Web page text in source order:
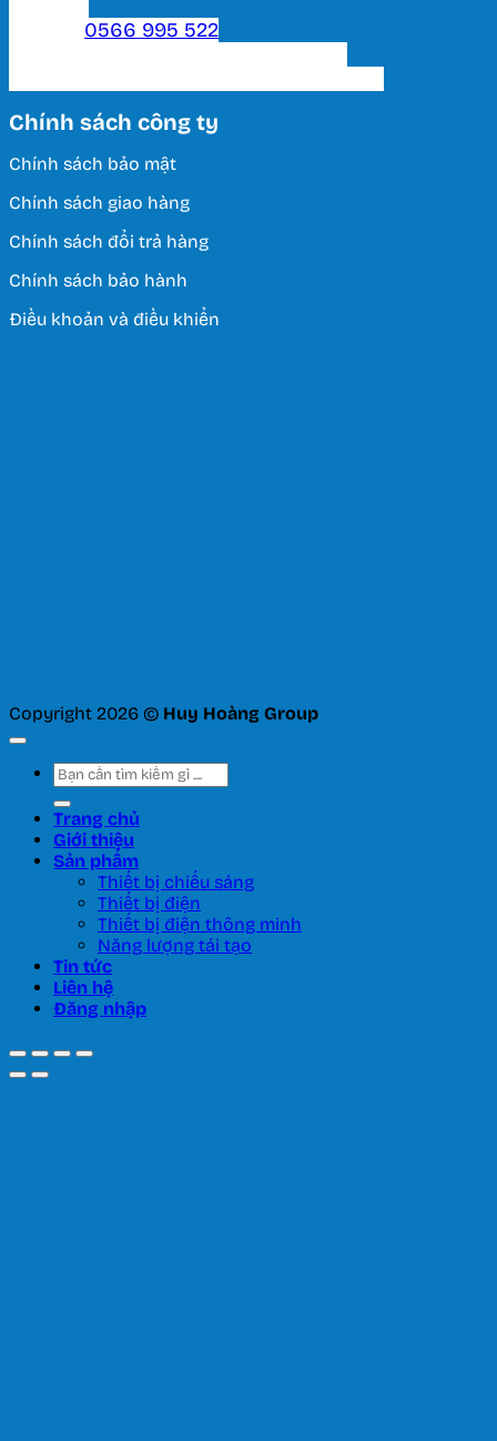
0566 995 522
Chính sách công ty
Chính sách bảo mật
Chính sách giao hàng
Chính sách đổi trả hàng
Chính sách bảo hành
Điều khoản và điều khiển
Copyright 2026 © Huy Hoàng Group
Tìm
kiếm:
Trang chủ
Giới thiệu
Sản phẩm
Thiết bị chiếu sáng
Thiết bị điện
Thiết bị điện thông minh
Năng lượng tái tạo
Tin tức
Liên hệ
Đăng nhập